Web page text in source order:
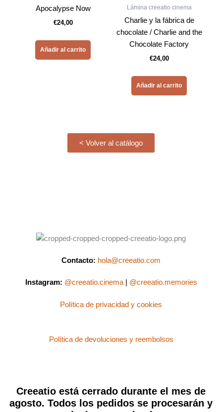
Apocalypse Now
€24,00
Añadir al carrito
Lámina creeatio cinema
Charlie y la fábrica de
chocolate / Charlie and the
Chocolate Factory
€24,00
Añadir al carrito
< Volver al catálogo
Contacto: hola@creeatio.com
Instagram: @creeatio.cinema| @creeatio.memories
Política de privacidad y cookies
Política de devoluciones y reembolsos
Creeatio está cerrado durante el mes de
agosto. Todos los pedidos se procesarán y